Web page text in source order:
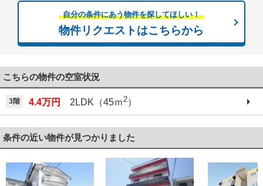
自分の条件にあう物件を探してほしい！
物件リクエストはこちらから
こちらの物件の空室状況
3階 4.4万円 2LDK（45ｍ2）
条件の近い物件が見つかりました